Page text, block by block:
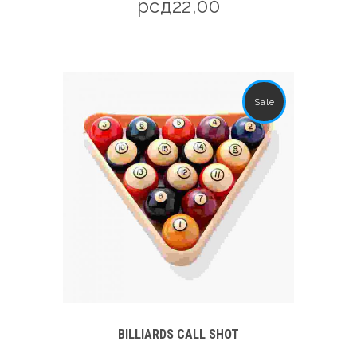
рсд22,00
Sale
BILLIARDS CALL SHOT